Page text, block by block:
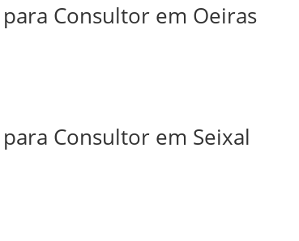
Consultor em Oeiras
Consultor em Seixal